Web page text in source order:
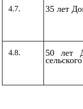
4.7. 35 лет
4.8. 50 лет